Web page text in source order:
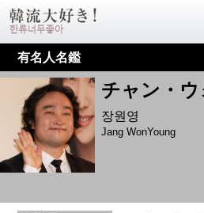
有名人名鑑
チャン・ウ
장원영
Jang WonYoung